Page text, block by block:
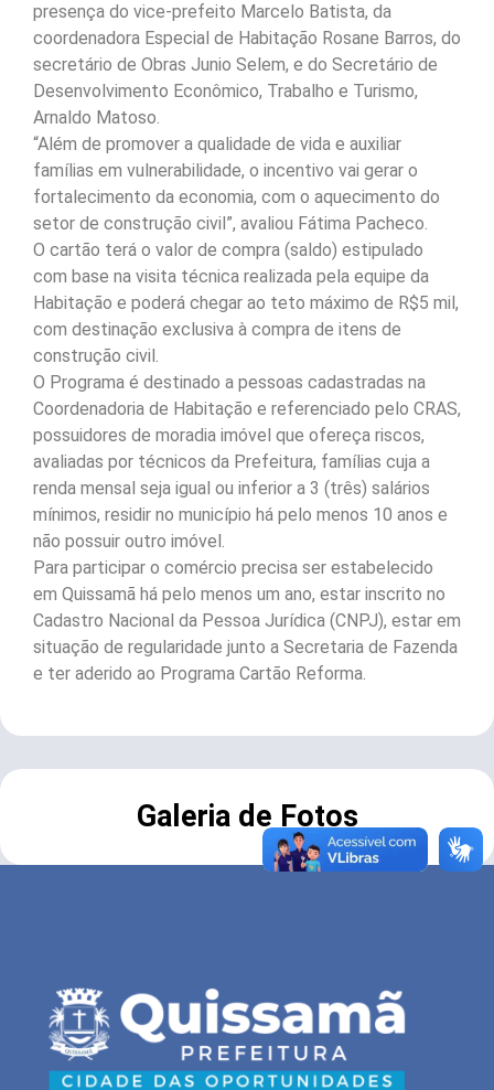
presença do vice-prefeito Marcelo Batista, da
coordenadora Especial de Habitação Rosane Barros, do
secretário de Obras Junio Selem, e do Secretário de
Desenvolvimento Econômico, Trabalho e Turismo,
Arnaldo Matoso.
“Além de promover a qualidade de vida e auxiliar
famílias em vulnerabilidade, o incentivo vai gerar o
fortalecimento da economia, com o aquecimento do
setor de construção civil”, avaliou Fátima Pacheco.
O cartão terá o valor de compra (saldo) estipulado
com base na visita técnica realizada pela equipe da
Habitação e poderá chegar ao teto máximo de R$5 mil,
com destinação exclusiva à compra de itens de
construção civil.
O Programa é destinado a pessoas cadastradas na
Coordenadoria de Habitação e referenciado pelo CRAS,
possuidores de moradia imóvel que ofereça riscos,
avaliadas por técnicos da Prefeitura, famílias cuja a
renda mensal seja igual ou inferior a 3 (três) salários
mínimos, residir no município há pelo menos 10 anos e
não possuir outro imóvel.
Para participar o comércio precisa ser estabelecido
em Quissamã há pelo menos um ano, estar inscrito no
Cadastro Nacional da Pessoa Jurídica (CNPJ), estar em
situação de regularidade junto a Secretaria de Fazenda
e ter aderido ao Programa Cartão Reforma.
Galeria de Fotos